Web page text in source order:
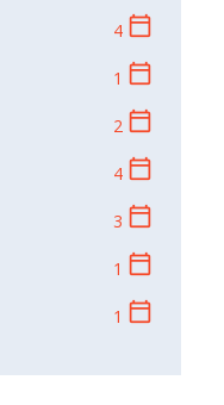
4 calendar_today
1 calendar_today
2 calendar_today
4 calendar_today
3 calendar_today
1 calendar_today
1 calendar_today